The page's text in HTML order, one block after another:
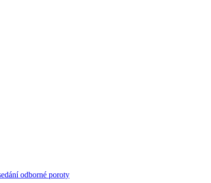
odborné poroty